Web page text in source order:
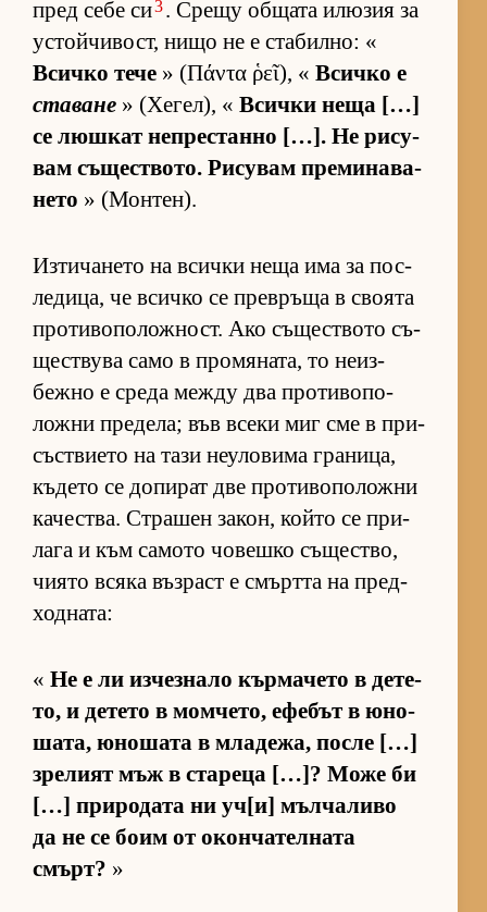
пред себе си3. Срещу об­щата илю­зия за
ус­той­чи­вост, нищо не е ста­бил­но: «
Всичко тече » (Πάντα ῥεῖ), « Всичко е
ставане » (Хе­гел), « Всички неща […]
се люш­кат неп­рес­танно […]. Не ри­су­
вам съ­щес­т­во­то. Ри­су­вам пре­ми­на­ва­
нето » (Мон­тен).
Из­ти­ча­нето на всички неща има за пос­
ле­ди­ца, че всичко се прев­ръща в сво­ята
про­ти­во­по­лож­ност. Ако съ­щес­т­вото съ­
щес­т­вува само в про­мя­на­та, то не­из­
бежно е среда между два про­ти­во­по­
ложни пре­де­ла; във всеки миг сме в при­
със­т­ви­ето на тази не­у­ло­вима гра­ни­ца,
къ­дето се до­пи­рат две про­ти­во­по­ложни
ка­чес­т­ва. Стра­шен за­кон, който се при­
лага и към са­мото чо­вешко съ­щес­т­во,
чи­ято всяка въз­раст е смъртта на пред­
ход­на­та:
« Не е ли из­чез­нало кър­ма­чето в де­те­
то, и де­тето в мом­че­то, ефе­бът в юно­
ша­та, юно­шата в мла­де­жа, после […]
зре­лият мъж в ста­реца […]? Може би
[…] при­ро­дата ни уч­[и] мъл­ча­ливо
да не се боим от окон­ча­тел­ната
смърт? »